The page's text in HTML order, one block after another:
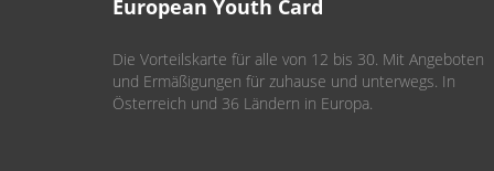
European Youth Card
Die Vorteilskarte für alle von 12 bis 30. Mit Angeboten
und Ermäßigungen für zuhause und unterwegs. In
Österreich und 36 Ländern in Europa.